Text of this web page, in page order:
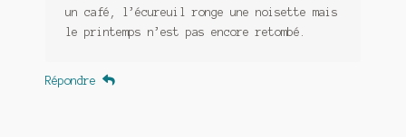
un café, l’écureuil ronge une noisette mais
le printemps n’est pas encore retombé.
Répondre